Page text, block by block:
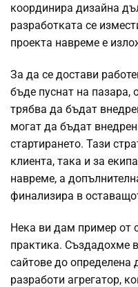
координира дизайна
разработката се
проекта навреме е
За да се достави
бъде пуснат на пазара,
трябва да бъдат
могат да бъдат
стартирането. Тази
клиента, така и за
навреме, а
финализира в
Нека ви дам пример от
практика. Създадохме
сайтове до
разработи агрегатор,